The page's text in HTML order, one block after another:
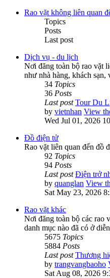
Rao vặt không liên quan
Topics
Posts
Last post
Dịch vụ - du lịch
Nơi đăng toàn bộ rao vặt
như nhà hàng, khách sạn,
34 Topics
36 Posts
Last post Tour Du
by vietnhan View
Wed Jul 01, 2026
Đồ điện tử
Rao vặt liên quan đến đồ
92 Topics
94 Posts
Last post Điện trở
by quanglan View
Sat May 23, 2026
Rao vặt khác
Nơi đăng toàn bộ các rao
danh mục nào đã có ở
5675 Topics
5884 Posts
Last post Thương
by trangvangbaoho
Sat Aug 08, 2026